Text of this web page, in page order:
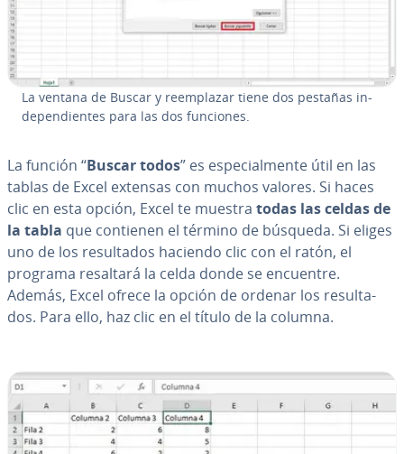
La ventana de Buscar y re­em­pla­zar tiene dos pestañas in­
de­pe­n­die­n­tes para las dos funciones.
La función “Buscar todos” es es­pe­cia­l­me­n­te útil en las
tablas de Excel extensas con muchos valores. Si haces
clic en esta opción, Excel te muestra todas las celdas de
la tabla que contienen el término de búsqueda. Si eliges
uno de los re­su­l­ta­dos haciendo clic con el ratón, el
programa resaltará la celda donde se encuentre.
Además, Excel ofrece la opción de ordenar los re­su­l­ta­
dos. Para ello, haz clic en el título de la columna.